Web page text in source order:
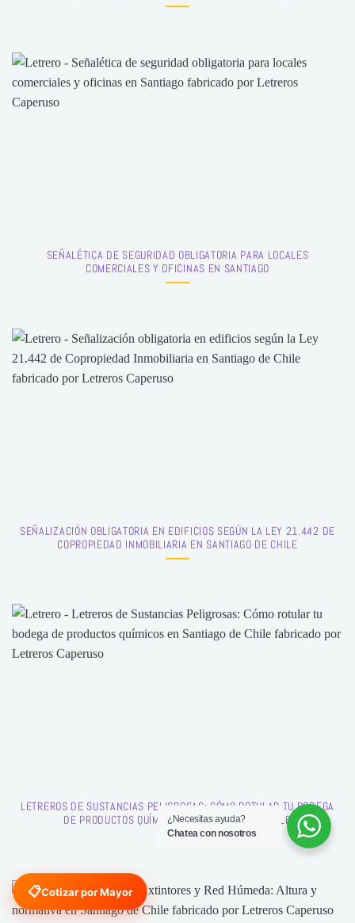
SEÑALÉTICA DE SEGURIDAD OBLIGATORIA PARA LOCALES
COMERCIALES Y OFICINAS EN SANTIAGO
SEÑALIZACIÓN OBLIGATORIA EN EDIFICIOS SEGÚN LA LEY 21.442 DE
COPROPIEDAD INMOBILIARIA EN SANTIAGO DE CHILE
LETREROS DE SUSTANCIAS PELIGROSAS: CÓMO ROTULAR TU BODEGA
DE PRODUCTOS QUÍMICOS EN SANTIAGO DE CHILE
📋Cotizar por Mayor
¿Necesitas ayuda?
Chatea con nosotros